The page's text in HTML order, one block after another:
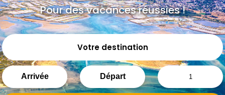
Pour des vacances réussies !
Votre destination